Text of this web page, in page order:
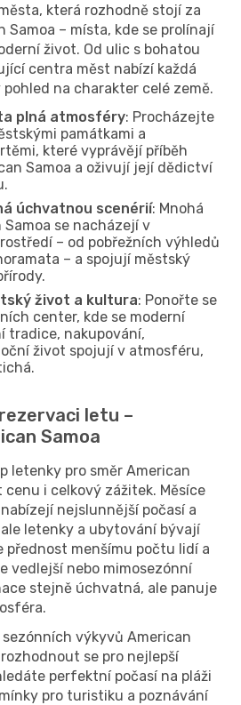
která rozhodně stojí za
Samoa – místa, kde se prolínají
život. Od ulic s bohatou
centra měst nabízí každá
na charakter celé země.
plná atmosféry: Procházejte
památkami a
které vyprávějí příběh
Samoa a oživují její dědictví
úchvatnou scenérií: Mnohá
se nacházejí v
– od pobřežních výhledů
– a spojují městský
život a kultura: Ponořte se
center, kde se moderní
tradice, nakupování,
život spojují v atmosféru,
letu –
Samoa
letenky pro směr American
i celkový zážitek. Měsíce
nejslunnější počasí a
letenky a ubytování bývají
přednost menšímu počtu lidí a
vedlejší nebo mimosezónní
stejně úchvatná, ale panuje
výkyvů American
se pro nejlepší
perfektní počasí na pláži
pro turistiku a poznávání